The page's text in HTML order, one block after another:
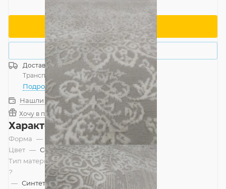
В корзину
Купить в 1 клик
Доставка Россия
Транспортной компанией—бесплатно
Подробнее
Нашли дешевле?
Хочу в подарок
Характеристики
Форма —
Овал
Цвет — Серый
Тип материала
?
— Синтетический